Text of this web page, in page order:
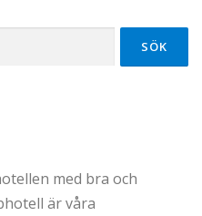
med bra och
är våra